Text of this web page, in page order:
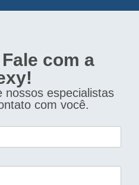
com a
nossos especialistas
com você.